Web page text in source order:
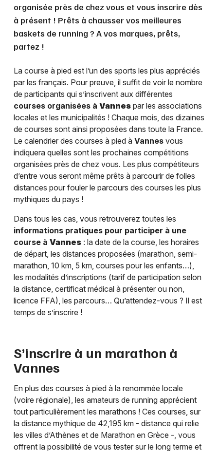
organisée près de chez vous et vous inscrire dès
à présent ! Prêts à chausser vos meilleures
baskets de running ? A vos marques, prêts,
partez !
La course à pied est l’un des sports les plus appréciés
par les français. Pour preuve, il suffit de voir le nombre
de participants qui s’inscrivent aux différentes
courses organisées à Vannes par les associations
locales et les municipalités ! Chaque mois, des dizaines
de courses sont ainsi proposées dans toute la France.
Le calendrier des courses à pied à Vannes vous
indiquera quelles sont les prochaines compétitions
organisées près de chez vous. Les plus compétiteurs
d’entre vous seront même prêts à parcourir de folles
distances pour fouler le parcours des courses les plus
mythiques du pays !
Dans tous les cas, vous retrouverez toutes les
informations pratiques pour participer à une
course à Vannes : la date de la course, les horaires
de départ, les distances proposées (marathon, semi-
marathon, 10 km, 5 km, courses pour les enfants…),
les modalités d’inscriptions (tarif de participation selon
la distance, certificat médical à présenter ou non,
licence FFA), les parcours… Qu’attendez-vous ? Il est
temps de s’inscrire !
S’inscrire à un marathon à
Vannes
En plus des courses à pied à la renommée locale
(voire régionale), les amateurs de running apprécient
tout particulièrement les marathons ! Ces courses, sur
la distance mythique de 42,195 km - distance qui relie
les villes d’Athènes et de Marathon en Grèce -, vous
offrent la possibilité de vous tester sur le long terme et